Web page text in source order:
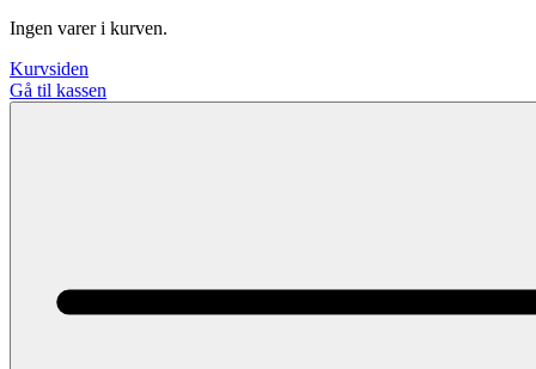
Ingen varer i kurven.
Kurvsiden
Gå til kassen